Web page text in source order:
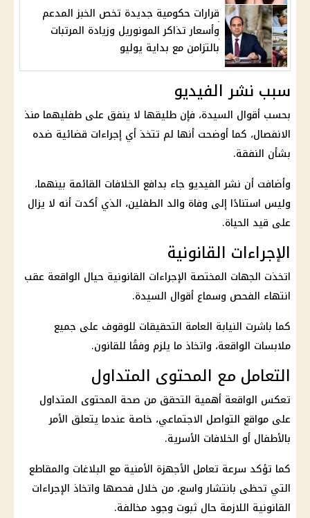
قرارات حكومية جديدة تخص الخبز المدعم
وأسعار تذاكر المونوريل وزيادة المرتبات
بالتزامن مع بداية يوليو
سبب نشر الفيديو
بحسب أقوال السيدة، فإن طليقها لا ينفق على طفليهما منذ
الانفصال، كما أوضحت أنها لم تتخذ أي إجراءات قضائية ضده
بشأن النفقة.
وأضافت أن نشر الفيديو جاء بدافع الخلافات القائمة بينهما،
وليس استنادًا إلى وفاة والد الطفلين، الذي أكدت أنه لا يزال
على قيد الحياة.
الإجراءات القانونية
اتخذت الجهات المختصة الإجراءات القانونية حيال الواقعة عقب
انتهاء الفحص وسماع أقوال السيدة.
كما باشرت النيابة العامة التحقيقات للوقوف على جميع
ملابسات الواقعة، واتخاذ ما يلزم وفقًا للقانون.
التعامل مع المحتوى المتداول
تعكس الواقعة أهمية التحقق من صحة المحتوى المتداول
على مواقع التواصل الاجتماعي، خاصة عندما يتعلق الأمر
بالأطفال أو الخلافات الأسرية.
كما تؤكد سرعة تعامل الأجهزة الأمنية مع البلاغات والمقاطع
التي تحظى بانتشار واسع، من خلال فحصها واتخاذ الإجراءات
القانونية اللازمة حال ثبوت وجود مخالفة.